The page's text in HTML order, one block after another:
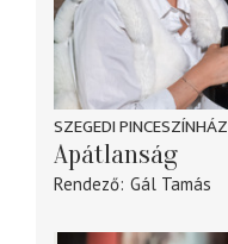
SZEGEDI PINCESZÍNHÁZ
Apátlanság
Rendező Gál Tamás